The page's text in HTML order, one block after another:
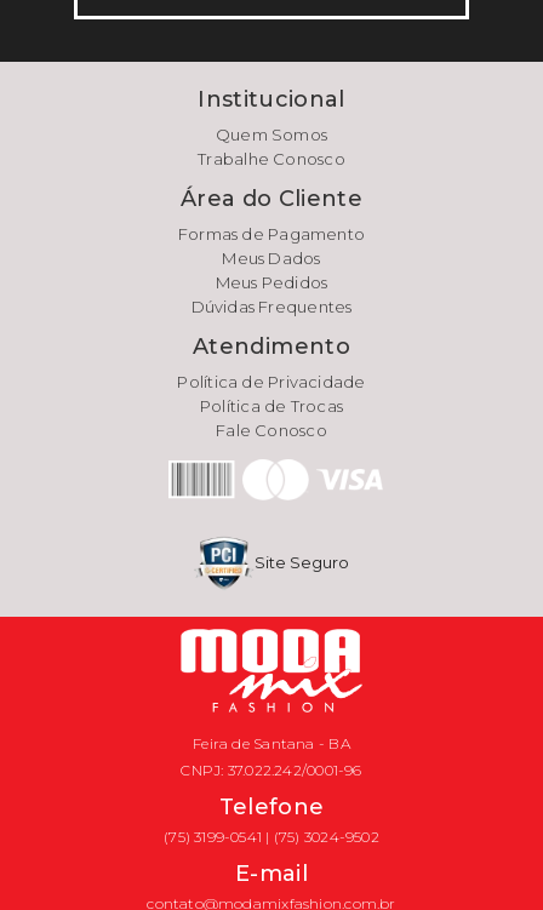
Institucional
Quem Somos
Trabalhe Conosco
Área do Cliente
Formas de Pagamento
Meus Dados
Meus Pedidos
Dúvidas Frequentes
Atendimento
Política de Privacidade
Política de Trocas
Fale Conosco
Site Seguro
Feira de Santana - BA
CNPJ: 37.022.242/0001-96
Telefone
(75) 3199-0541 | (75) 3024-9502
E-mail
contato@modamixfashion.com.br